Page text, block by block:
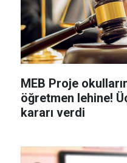
MEB Proje
öğretmen lehine!
kararı verdi